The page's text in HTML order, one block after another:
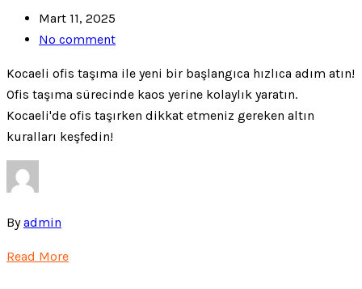
Mart 11, 2025
No comment
Kocaeli ofis taşıma ile yeni bir başlangıca hızlıca adım atın!
Ofis taşıma sürecinde kaos yerine kolaylık yaratın.
Kocaeli'de ofis taşırken dikkat etmeniz gereken altın
kuralları keşfedin!
Byadmin
Read More